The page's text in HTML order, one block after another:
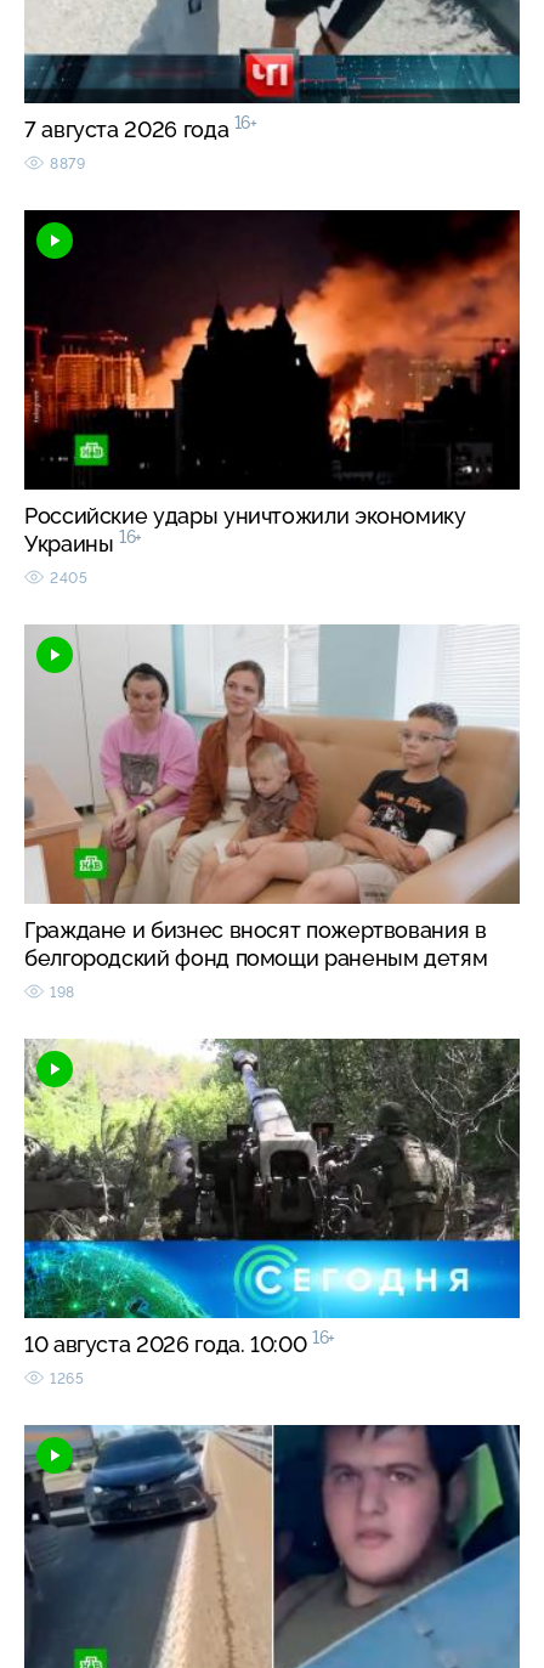
7 августа 2026 года 16+
8879
Российские удары уничтожили экономику
Украины 16+
2405
Граждане и бизнес вносят пожертвования в
белгородский фонд помощи раненым детям
198
10 августа 2026 года. 10:00 16+
1265